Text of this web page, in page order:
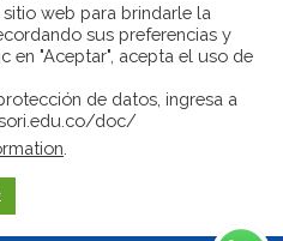
2017
web para brindarle la
sus preferencias y
en "Aceptar", acepta el uso de
de datos, ingresa a
doc/